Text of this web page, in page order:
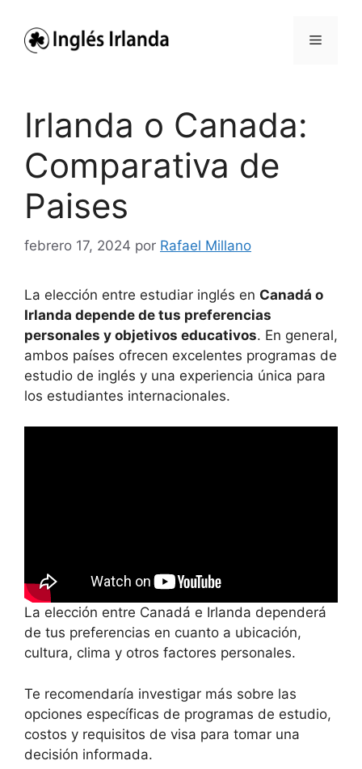
contenido
Menú
Irlanda o Canada:
Comparativa de
Paises
febrero 17, 2024 por Rafael Millano
La elección entre estudiar inglés en Canadá o
Irlanda depende de tus preferencias
personales y objetivos educativos. En general,
ambos países ofrecen excelentes programas de
estudio de inglés y una experiencia única para
los estudiantes internacionales.
La elección entre Canadá e Irlanda dependerá
de tus preferencias en cuanto a ubicación,
cultura, clima y otros factores personales.
Te recomendaría investigar más sobre las
opciones específicas de programas de estudio,
costos y requisitos de visa para tomar una
decisión informada.